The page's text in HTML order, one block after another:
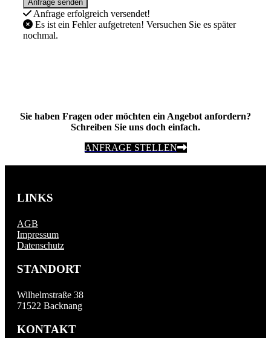
Anfrage erfolgreich versendet!
Es ist ein Fehler aufgetreten! Versuchen Sie es später
nochmal.
Sie haben Fragen oder möchten ein Angebot anfordern?
Schreiben Sie uns doch einfach.
ANFRAGE STELLEN
LINKS
AGB
Impressum
Datenschutz
STANDORT
Wilhelmstraße 38
71522 Backnang
KONTAKT